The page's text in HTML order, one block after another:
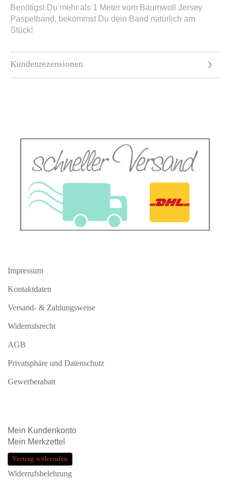
Benötigst Du mehr als 1 Meter vom Baumwoll Jersey
Paspelband, bekommst Du dein Band natürlich am
Stück!
Kundenrezensionen
Impressum
Kontaktdaten
Versand- & Zahlungsweise
Widerrufsrecht
AGB
Privatsphäre und Datenschutz
Gewerberabatt
Mein Kundenkonto
Mein Merkzettel
Vertrag widerrufen
Widerrufsbelehrung